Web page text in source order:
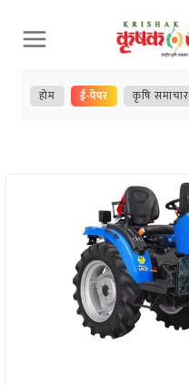
Skip
to
content
होम ई-पेपर कृषि समाचार